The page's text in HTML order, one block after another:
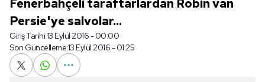
Fenerbahçeli taraftarlardan Robin van
Persie'ye salvolar...
Giriş Tarihi:13 Eylül 2016 - 00:00
Son Güncelleme:13 Eylül 2016 - 01:25